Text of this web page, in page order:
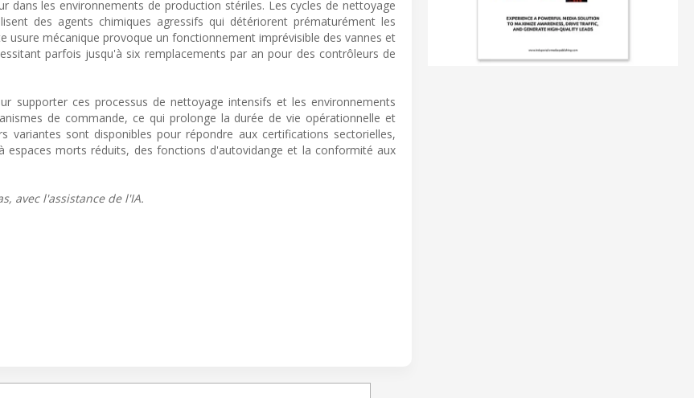
dans les environnements de production stériles. Les cycles de nettoyage
des agents chimiques agressifs qui détériorent prématurément les
usure mécanique provoque un fonctionnement imprévisible des vannes et
parfois jusqu'à six remplacements par an pour des contrôleurs de
supporter ces processus de nettoyage intensifs et les environnements
de commande, ce qui prolonge la durée de vie opérationnelle et
variantes sont disponibles pour répondre aux certifications sectorielles,
espaces morts réduits, des fonctions d'autovidange et la conformité aux
avec l'assistance de l'IA.